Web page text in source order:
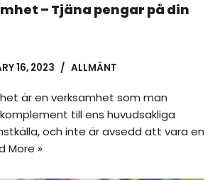
– Tjäna pengar på din
16, 2023 ALLMÄNT
är en verksamhet som man
till ens huvudsakliga
och inte är avsedd att vara en
More »